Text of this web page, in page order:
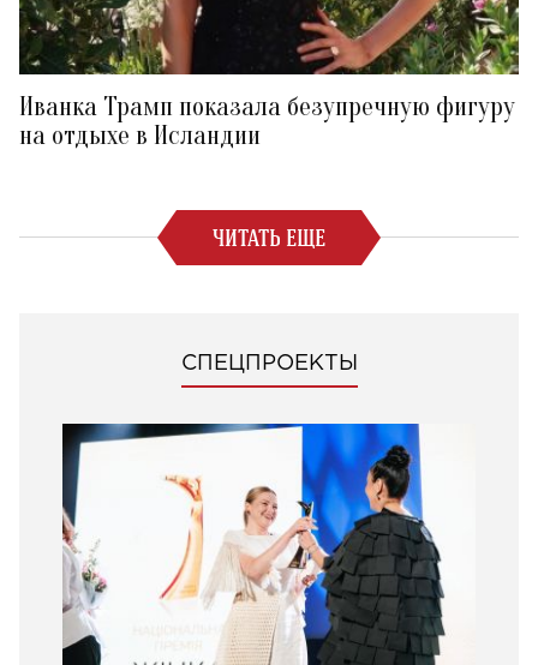
Иванка Трамп показала безупречную фигуру
на отдыхе в Исландии
ЧИТАТЬ ЕЩЕ
СПЕЦПРОЕКТЫ